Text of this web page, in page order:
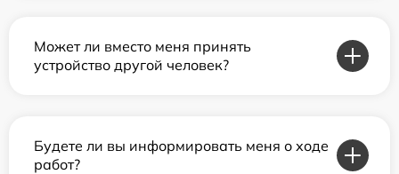
Может ли вместо меня принять
устройство другой человек?
Будете ли вы информировать меня о ходе
работ?